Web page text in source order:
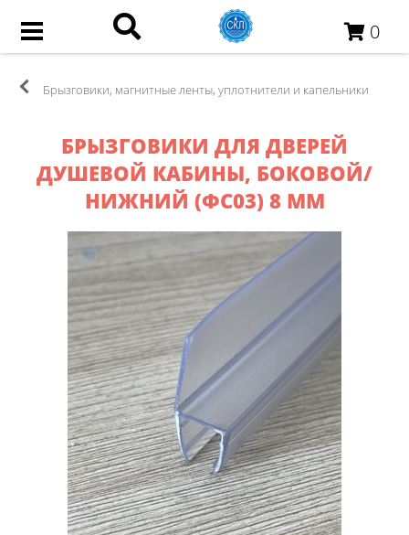
0
Брызговики, магнитные ленты, уплотнители и капельники
БРЫЗГОВИКИ ДЛЯ ДВЕРЕЙ
ДУШЕВОЙ КАБИНЫ, БОКОВОЙ/
НИЖНИЙ (ФС03) 8 ММ